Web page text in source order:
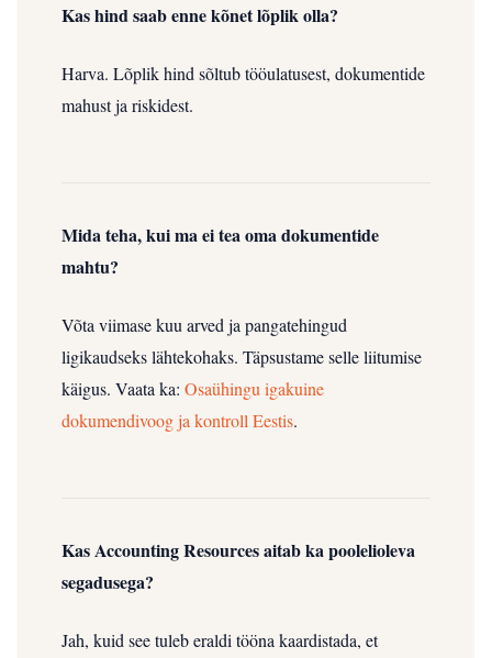
Kas hind saab enne kõnet lõplik olla?
Harva. Lõplik hind sõltub tööulatusest, dokumentide
mahust ja riskidest.
Mida teha, kui ma ei tea oma dokumentide
mahtu?
Võta viimase kuu arved ja pangatehingud
ligikaudseks lähtekohaks. Täpsustame selle liitumise
käigus. Vaata ka: Osaühingu igakuine
dokumendivoog ja kontroll Eestis.
Kas Accounting Resources aitab ka poolelioleva
segadusega?
Jah, kuid see tuleb eraldi tööna kaardistada, et